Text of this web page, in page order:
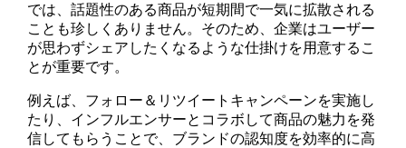
では、話題性のある商品が短期間で一気に拡散される
ことも珍しくありません。そのため、企業はユーザー
が思わずシェアしたくなるような仕掛けを用意するこ
とが重要です。
例えば、フォロー＆リツイートキャンペーンを実施し
たり、インフルエンサーとコラボして商品の魅力を発
信してもらうことで、ブランドの認知度を効率的に高